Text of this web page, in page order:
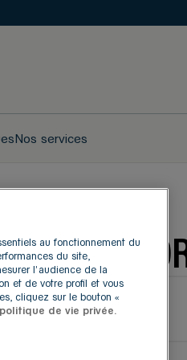
Nos services
SUR-
au fonctionnement du
du site,
l'audience de la
et de votre profil et vous
cliquez sur le bouton «
politique de vie privée.